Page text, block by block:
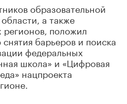
образовательной
а также
регионов, положил
барьеров и поиска
федеральных
школа» и «Цифровая
нацпроекта